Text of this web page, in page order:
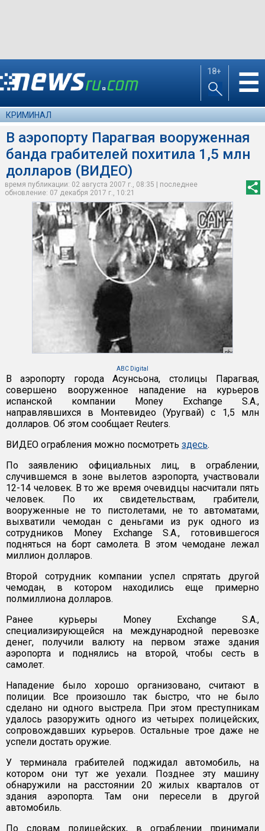
18+ ☰
КРИМИНАЛ
В аэропорту Парагвая вооруженная
банда грабителей похитила 1,5 млн
долларов (ВИДЕО)
время публикации: 02 августа 2007 г., 08:35 | последнее
обновление: 07 декабря 2017 г., 10:21
ABC Digital
В аэропорту города Асунсьона, столицы Парагвая,
совершено вооруженное нападение на курьеров
испанской компании Money Exchange S.A.,
направлявшихся в Монтевидео (Уругвай) с 1,5 млн
долларов. Об этом сообщает Reuters.
ВИДЕО ограбления можно посмотреть здесь.
По заявлению официальных лиц, в ограблении,
случившемся в зоне вылетов аэропорта, участвовали
12-14 человек. В то же время очевидцы насчитали пять
человек. По их свидетельствам, грабители,
вооруженные не то пистолетами, не то автоматами,
выхватили чемодан с деньгами из рук одного из
сотрудников Money Exchange S.A., готовившегося
подняться на борт самолета. В этом чемодане лежал
миллион долларов.
Второй сотрудник компании успел спрятать другой
чемодан, в котором находились еще примерно
полмиллиона долларов.
Ранее курьеры Money Exchange S.A.,
специализирующейся на международной перевозке
денег, получили валюту на первом этаже здания
аэропорта и поднялись на второй, чтобы сесть в
самолет.
Нападение было хорошо организовано, считают в
полиции. Все произошло так быстро, что не было
сделано ни одного выстрела. При этом преступникам
удалось разоружить одного из четырех полицейских,
сопровождавших курьеров. Остальные трое даже не
успели достать оружие.
У терминала грабителей поджидал автомобиль, на
котором они тут же уехали. Позднее эту машину
обнаружили на расстоянии 20 жилых кварталов от
здания аэропорта. Там они пересели в другой
автомобиль.
По словам полицейских, в ограблении принимали